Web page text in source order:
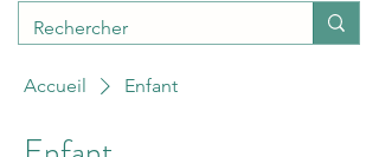
Accueil Enfant